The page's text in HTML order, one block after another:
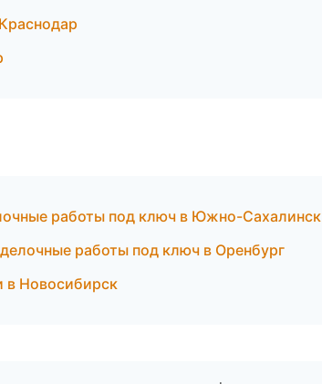
работы под ключ в Южно-Сахалинск
работы под ключ в Оренбург
в Новосибирск